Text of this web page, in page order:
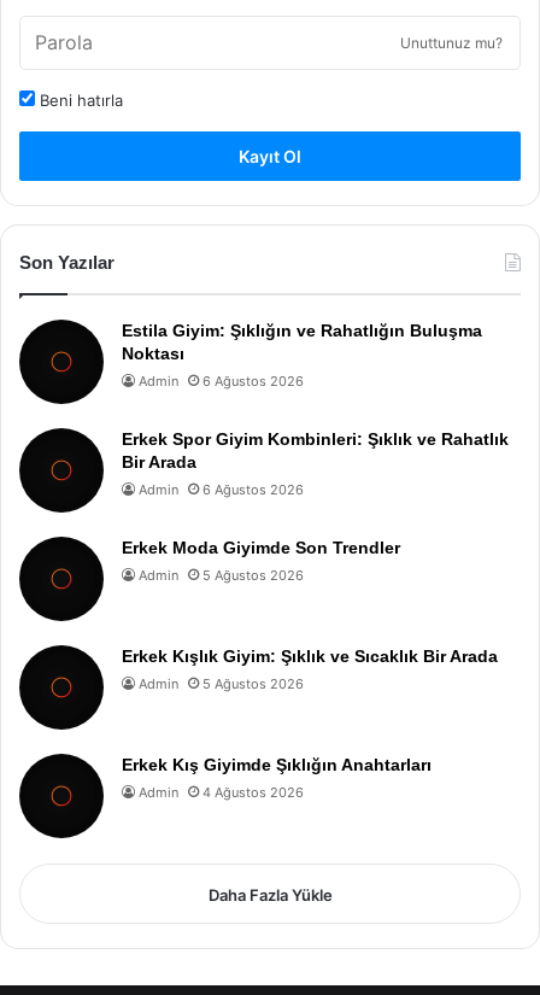
Unuttunuz mu?
Beni hatırla
Kayıt Ol
Son Yazılar
Estila Giyim: Şıklığın ve Rahatlığın Buluşma
Noktası
Admin 6 Ağustos 2026
Erkek Spor Giyim Kombinleri: Şıklık ve Rahatlık
Bir Arada
Admin 6 Ağustos 2026
Erkek Moda Giyimde Son Trendler
Admin 5 Ağustos 2026
Erkek Kışlık Giyim: Şıklık ve Sıcaklık Bir Arada
Admin 5 Ağustos 2026
Erkek Kış Giyimde Şıklığın Anahtarları
Admin 4 Ağustos 2026
Daha Fazla Yükle